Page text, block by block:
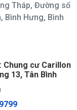
Tháp, Đường số
Bình Hưng, Bình
Chung cư Carillon
13, Tân Bình